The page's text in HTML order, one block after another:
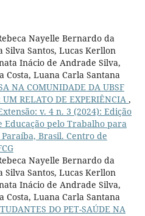
Nayelle Bernardo da
Silva Santos, Lucas Kerllon
Inácio de Andrade Silva,
Costa, Luana Carla Santana
NA COMUNIDADE DA UBSF
RELATO DE EXPERIÊNCIA ,
v. 4 n. 3 (2024): Edição
Educação pelo Trabalho para
Paraíba, Brasil. Centro de
Nayelle Bernardo da
Silva Santos, Lucas Kerllon
Inácio de Andrade Silva,
Costa, Luana Carla Santana
DO PET-SAÚDE NA